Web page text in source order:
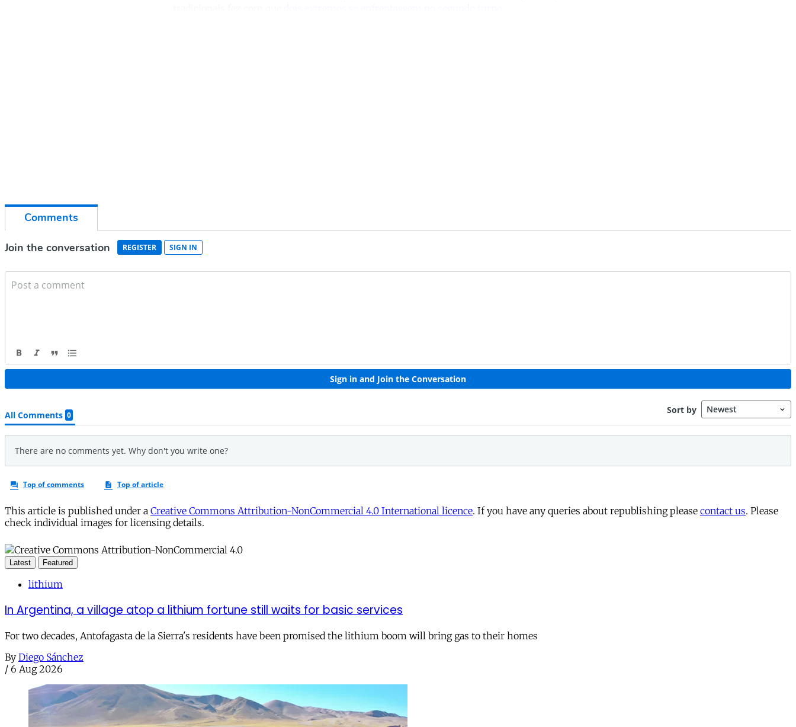
This article is published under a Creative Commons Attribution-NonCommercial 4.0 International licence. If you have any queries about republishing please contact us. Please
check individual images for licensing details.
Latest Featured
lithium
In Argentina, a village atop a lithium fortune still waits for basic services
For two decades, Antofagasta de la Sierra's residents have been promised the lithium boom will bring gas to their homes
By Diego Sánchez
/ 6 Aug 2026